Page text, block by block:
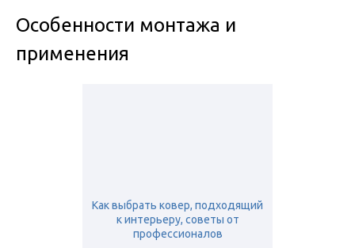
Особенности монтажа и
применения
Как выбрать ковер, подходящий
к интерьеру, советы от
профессионалов